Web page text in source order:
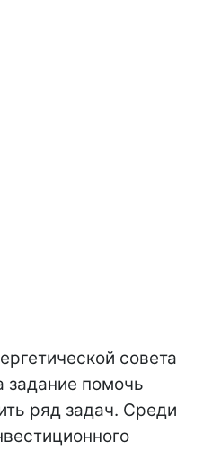
совета
задание помочь
ряд задач. Среди